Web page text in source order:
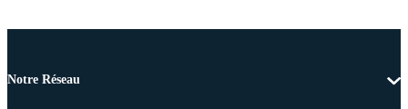
Notre Réseau